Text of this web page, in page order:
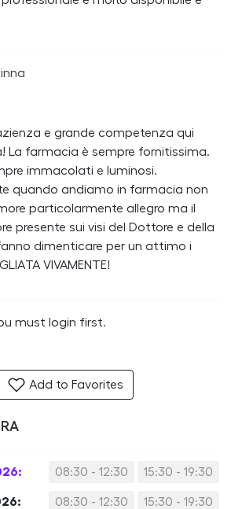
e grande competenza qui
La farmacia è sempre fornitissima.
immacolati e luminosi.
quando andiamo in farmacia non
particolarmente allegro ma il
presente sui visi del Dottore e della
dimenticare per un attimo i
VIVAMENTE!
must login first.
Add to Favorites
08:30 - 12:30 15:30 - 19:30
08:30 - 12:30 15:30 - 19:30